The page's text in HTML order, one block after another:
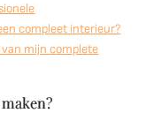
compleet interieur?
mijn complete